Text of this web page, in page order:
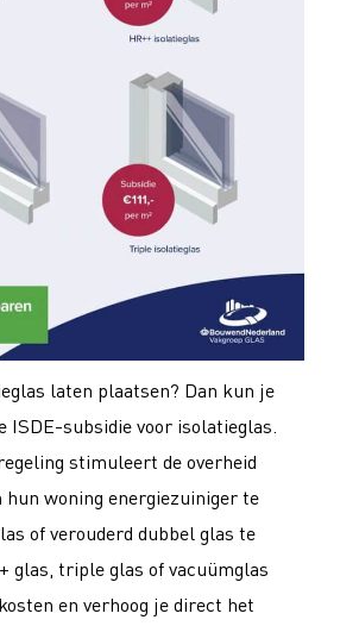
laten plaatsen? Dan kun je
ISDE-subsidie voor isolatieglas.
stimuleert de overheid
hun woning energiezuiniger te
of verouderd dubbel glas te
glas, triple glas of vacuümglas
en verhoog je direct het